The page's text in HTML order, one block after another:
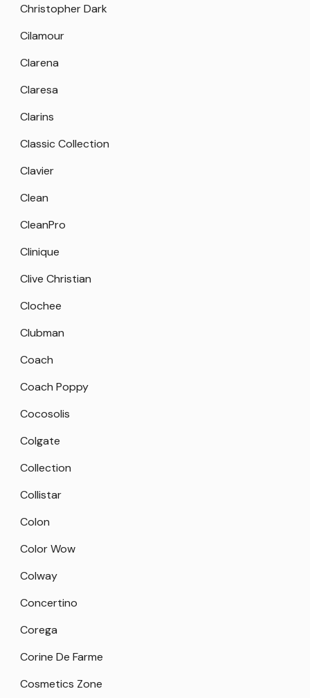
Christopher Dark
Cilamour
Clarena
Claresa
Clarins
Classic Collection
Clavier
Clean
CleanPro
Clinique
Clive Christian
Clochee
Clubman
Coach
Coach Poppy
Cocosolis
Colgate
Collection
Collistar
Colon
Color Wow
Colway
Concertino
Corega
Corine De Farme
Cosmetics Zone